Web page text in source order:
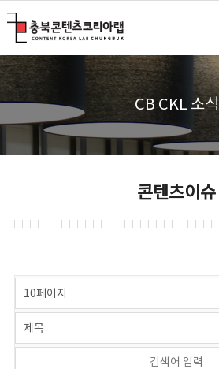
CB CKL 소식
콘텐츠이슈